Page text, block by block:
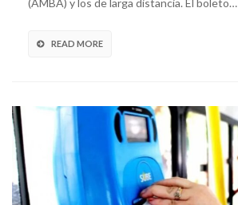
(AMBA) y los de larga distancia. El boleto…
READ MORE